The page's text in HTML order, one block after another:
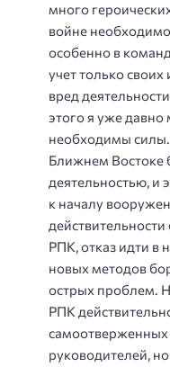
много
войне
особенно в
учет только
вред
этого я уже
необходимы
Ближнем Востоке
деятельностью, и
к началу
РПК, отказ идти в
новых методов
острых проблем.
РПК
руководителей,